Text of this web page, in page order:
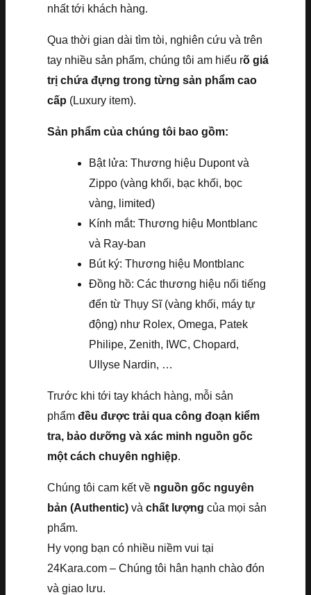
nhất tới khách hàng.
Qua thời gian dài tìm tòi, nghiên cứu và trên
tay nhiều sản phẩm, chúng tôi am hiểu rõ giá
trị chứa đựng trong từng sản phẩm cao
cấp (Luxury item).
Sản phẩm của chúng tôi bao gồm:
Bật lửa: Thương hiệu Dupont và
Zippo (vàng khối, bạc khối, bọc
vàng, limited)
Kính mắt: Thương hiệu Montblanc
và Ray-ban
Bút ký: Thương hiệu Montblanc
Đồng hồ: Các thương hiệu nổi tiếng
đến từ Thụy Sĩ (vàng khối, máy tự
động) như Rolex, Omega, Patek
Philipe, Zenith, IWC, Chopard,
Ullyse Nardin, …
Trước khi tới tay khách hàng, mỗi sản
phẩm đều được trải qua công đoạn kiểm
tra, bảo dưỡng và xác minh nguồn gốc
một cách chuyên nghiệp.
Chúng tôi cam kết về nguồn gốc nguyên
bản (Authentic) và chất lượng của mọi sản
phẩm.
Hy vọng bạn có nhiều niềm vui tại
24Kara.com – Chúng tôi hân hạnh chào đón
và giao lưu.